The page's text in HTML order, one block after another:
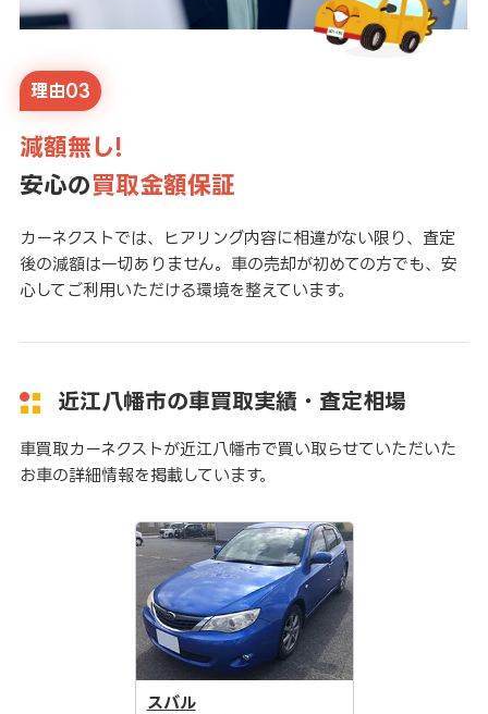
理由03
減額無し!
安心の買取金額保証
カーネクストでは、ヒアリング内容に相違がない限り、査定
後の減額は一切ありません。車の売却が初めての方でも、安
心してご利用いただける環境を整えています。
近江八幡市の車買取実績・査定相場
車買取カーネクストが近江八幡市で買い取らせていただいた
お車の詳細情報を掲載しています。
スバル